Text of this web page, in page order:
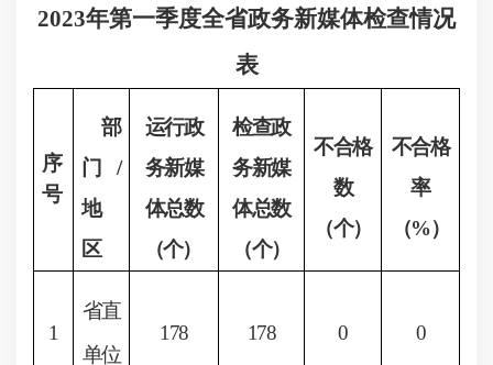
2023年第一季度全省政务新媒体检查情况
表
序
号
部
门/
地
区
运行政
务新媒
体总数
（个）
检查政
务新媒
体总数
（个）
不合格
数
（个）
不合格
率
（%）
1
省直
单位
178 178 0 0